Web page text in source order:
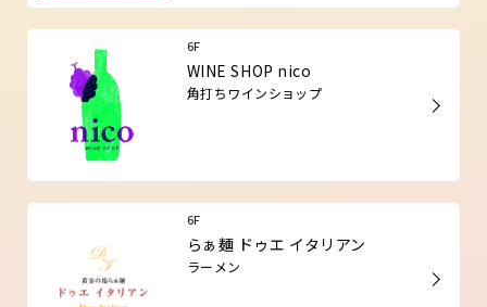
6F
WINE SHOP nico
角打ちワインショップ
6F
らぁ麺 ドゥエ イタリアン
ラーメン